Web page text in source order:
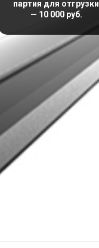
партия для отгрузки
— 10 000 руб.